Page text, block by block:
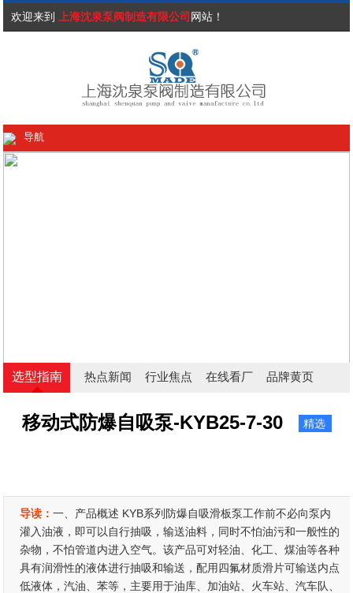
欢迎来到 上海沈泉泵阀制造有限公司 网站！
导航
选型指南 热点新闻 行业焦点 在线看厂 品牌黄页
移动式防爆自吸泵-KYB25-7-30 精选
导读：一、产品概述 KYB系列防爆自吸滑板泵工作前不必向泵内
灌入油液，即可以自行抽吸，输送油料，同时不怕油污和一般性的
杂物，不怕管道内进入空气。该产品可对轻油、化工、煤油等各种
具有润滑性的液体进行抽吸和输送，配用四氟材质滑片可输送内点
低液体，汽油、苯等，主要用于油库、加油站、火车站、汽车队、